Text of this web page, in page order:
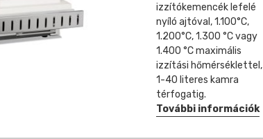
izzítókemencék lefelé
nyíló ajtóval, 1.100°C,
1.200°C, 1.300 °C vagy
1.400 °C maximális
izzítási hőmérséklettel,
1-40 literes kamra
térfogatig.
További információk